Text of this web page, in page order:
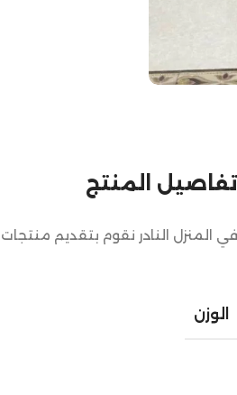
تفاصيل المنتج
في المنزل النادر نقوم بتقديم
الوزن